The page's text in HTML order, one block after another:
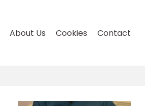
About Us Cookies Contact